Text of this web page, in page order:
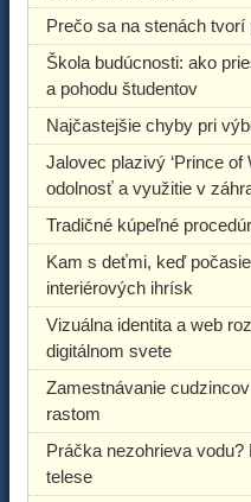
Prečo sa na stenách
Škola budúcnosti: ako
a pohodu študentov
Najčastejšie chyby pri
Jalovec plazivý ‘Prince of
odolnosť a využitie v
Tradičné kúpeľné
Kam s deťmi, keď
interiérových ihrísk
Vizuálna identita a web
digitálnom svete
Zamestnávanie
rastom
Práčka nezohrieva
telese